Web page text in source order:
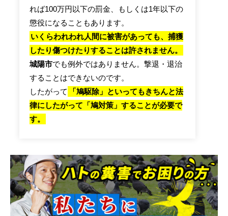
れば100万円以下の罰金、もしくは1年以下の
懲役になることもあります。
いくらわれわれ人間に被害があっても、捕獲
したり傷つけたりすることは許されません。
城陽市でも例外ではありません。撃退・退治
することはできないのです。
したがって
「鳩駆除」といってもきちんと法
律にしたがって「鳩対策」することが必要で
す。